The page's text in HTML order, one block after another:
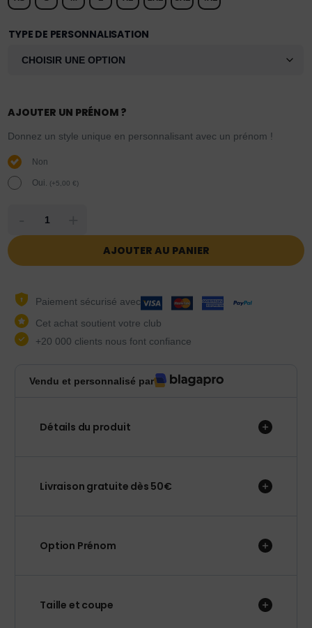
TYPE DE PERSONNALISATION
AJOUTER UN PRÉNOM ?
Donnez un style unique en personnalisant avec un prénom !
Non
Oui. (+5,00€)
AJOUTER AU PANIER
Paiement sécurisé avec
Cet achat soutient votre club
+20 000 clients nous font confiance
Vendu et personnalisé par
Détails du produit
Livraison gratuite dès 50€
Option Prénom
Taille et coupe